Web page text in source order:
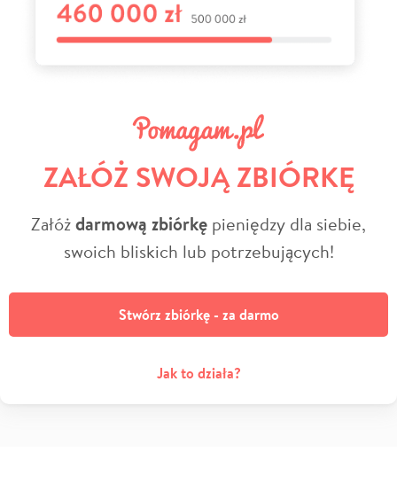
ZAŁÓŻ SWOJĄ ZBIÓRKĘ
Załóżdarmową zbiórkę pieniędzy dla siebie,
swoich bliskich lub potrzebujących!
Stwórz zbiórkę - za darmo
Jak to działa?